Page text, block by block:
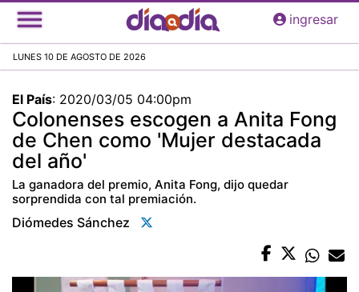
Pasar
al
principal
ingresar
LUNES 10 DE AGOSTO DE 2026
El País: 2020/03/05 04:00pm
Colonenses escogen a Anita Fong
de Chen como 'Mujer destacada
del año'
La ganadora del premio, Anita Fong, dijo quedar
sorprendida con tal premiación.
Diómedes Sánchez